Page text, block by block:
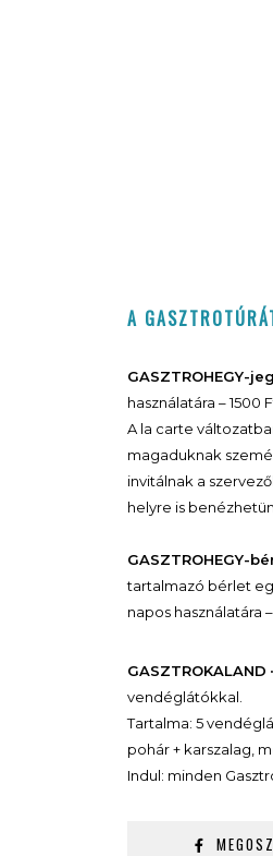
A
GASZTROHEGY-
használatára – 1500
A la carte
magaduknak
invitálnak a
helyre is
GASZTROHEGY-
tartalmazó bérlet
napos használatára –
GASZTROKALAND
vendéglátókkal.
Tartalma: 5
pohár + karszalag,
Indul: minden